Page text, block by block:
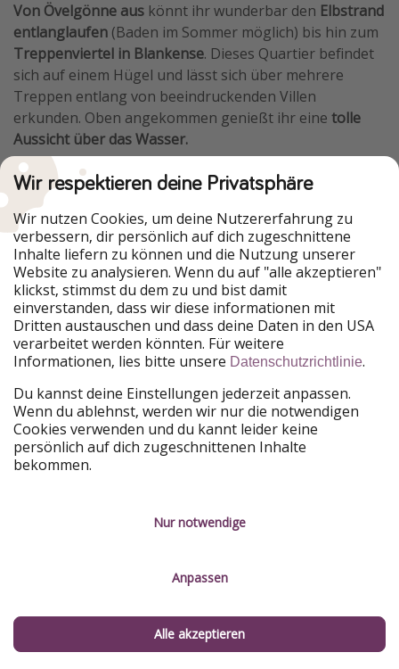
Von Övelgönne aus könnt ihr wunderbar den Elbstrand
entlanglaufen (Baden im Sommer möglich) bis hin zum
Treppenviertel in Blankense. Dieses Quartier befindet
sich auf einem Hügel und lässt sich über mehrere
Treppen entlang von beeindruckenden Villen
erkunden. Oben angekommen genießt ihr eine tolle
Aussicht über das Wasser.
4. Museumshafen Oevelgönne
Der Museumshafen Oevelgönne ist ein kleiner Hafen,
hamburgischen Geschichte begutachten könnt. Die
Schätze aus dem Jahrhundert zwischen 1880 und 1980.
Wir respektieren deine Privatsphäre
Wir nutzen Cookies, um deine Nutzererfahrung zu
verbessern, dir persönlich auf dich zugeschnittene
Inhalte liefern zu können und die Nutzung unserer
Website zu analysieren. Wenn du auf "alle akzeptieren"
klickst, stimmst du dem zu und bist damit
einverstanden, dass wir diese informationen mit
Dritten austauschen und dass deine Daten in den USA
verarbeitet werden könnten. Für weitere
Informationen, lies bitte unsere Datenschutzrichtlinie.
Du kannst deine Einstellungen jederzeit anpassen.
Wenn du ablehnst, werden wir nur die notwendigen
Cookies verwenden und du kannt leider keine
persönlich auf dich zugeschnittenen Inhalte
bekommen.
Nur notwendige
Anpassen
Alle akzeptieren